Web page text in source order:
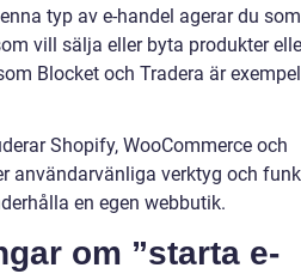
typ av e-handel agerar du
vill sälja eller byta produkter
Blocket och Tradera är
Shopify, WooCommerce och
användarvänliga verktyg och
en egen webbutik.
om ”starta e-